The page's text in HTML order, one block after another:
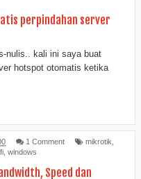
perpindahan server
nulis.. kali ini saya buat
hotspot otomatis ketika
1 Comment mikrotik
windows
Speed dan